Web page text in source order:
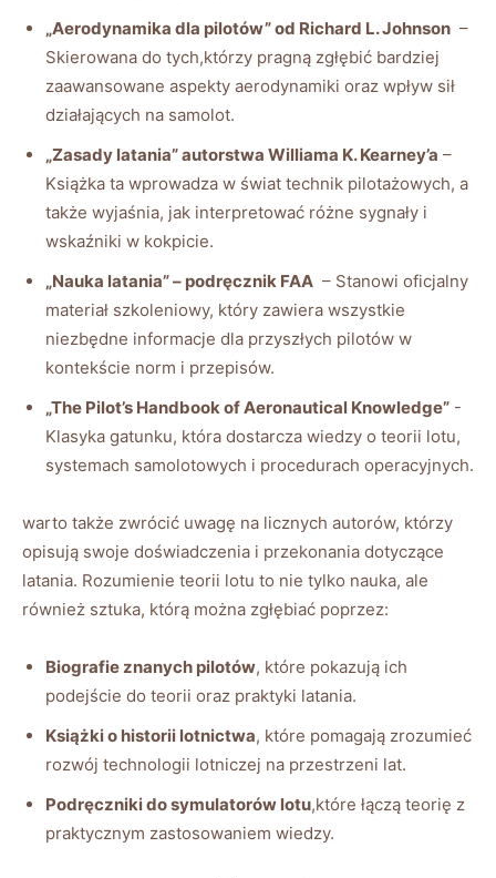
„Aerodynamika dla ‌pilotów” od Richard⁤ L. Johnson ⁢ –
Skierowana do ​tych,którzy pragną​ zgłębić bardziej
zaawansowane aspekty aerodynamiki oraz wpływ sił
działających na ​samolot.
„Zasady latania” autorstwa Williama K. Kearney’a –
⁣Książka ta ⁣wprowadza w świat technik pilotażowych, ‍a‌
także wyjaśnia, jak interpretować różne sygnały i
wskaźniki‌ w kokpicie.
„Nauka latania” – ⁢podręcznik‍ FAA ‌ – Stanowi oficjalny⁣
materiał szkoleniowy, który zawiera wszystkie
niezbędne informacje‍ dla​ przyszłych pilotów ​w
kontekście norm i przepisów.
„The ⁣Pilot’s‍ Handbook of ⁢Aeronautical⁣ Knowledge” -‍
Klasyka gatunku, która dostarcza wiedzy o teorii lotu,
systemach samolotowych i procedurach⁣ operacyjnych.
warto ​także zwrócić uwagę na‍ licznych⁣ autorów, którzy
opisują swoje doświadczenia i przekonania ‍dotyczące
latania. Rozumienie teorii‌ lotu to nie tylko‌ nauka, ale
również sztuka, którą można⁣ zgłębiać poprzez:
Biografie znanych pilotów, które⁣ pokazują ich
podejście do teorii⁤ oraz praktyki latania.
Książki⁢ o​ historii ‌lotnictwa, które​ pomagają​ zrozumieć
rozwój technologii lotniczej na‍ przestrzeni lat.
Podręczniki do symulatorów​ lotu,które łączą⁣ teorię ​z‍
praktycznym ​zastosowaniem wiedzy.